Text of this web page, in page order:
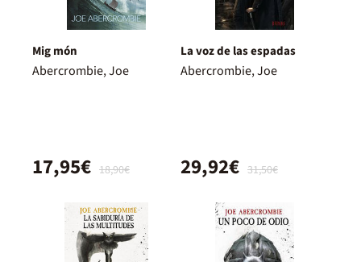
Mig món
Abercrombie, Joe
18,90€
17,95€
La voz de las espadas
Abercrombie, Joe
31,50€
29,92€